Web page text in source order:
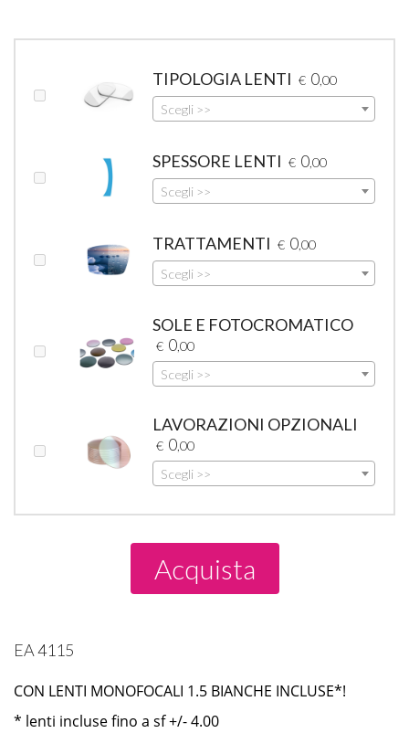
TIPOLOGIA LENTI € 0,00
Scegli >>
SPESSORE LENTI € 0,00
Scegli >>
TRATTAMENTI € 0,00
Scegli >>
SOLE E FOTOCROMATICO
€ 0,00
Scegli >>
LAVORAZIONI OPZIONALI
€ 0,00
Scegli >>
Acquista
EA 4115
CON LENTI MONOFOCALI 1.5 BIANCHE INCLUSE*!
* lenti incluse fino a sf +/- 4.00